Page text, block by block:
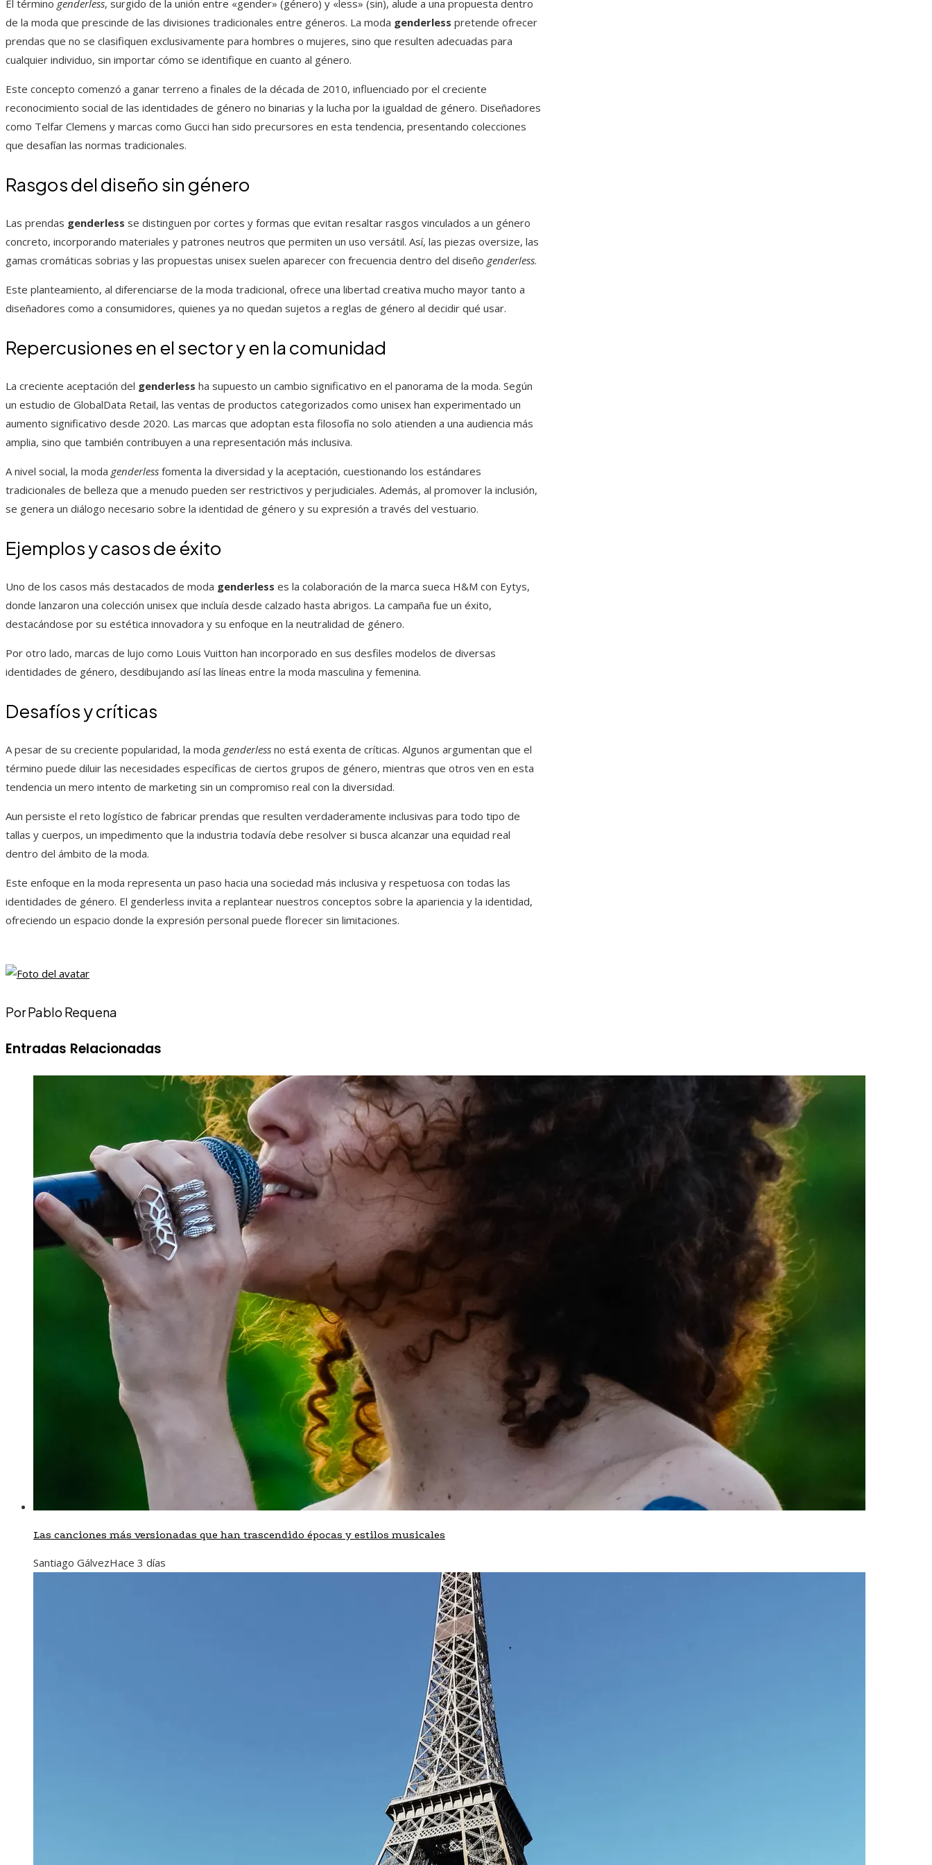
El término genderless, surgido de la unión entre «gender» (género) y «less» (sin), alude a una propuesta dentro
de la moda que prescinde de las divisiones tradicionales entre géneros. La moda genderless pretende ofrecer
prendas que no se clasifiquen exclusivamente para hombres o mujeres, sino que resulten adecuadas para
cualquier individuo, sin importar cómo se identifique en cuanto al género.
Este concepto comenzó a ganar terreno a finales de la década de 2010, influenciado por el creciente
reconocimiento social de las identidades de género no binarias y la lucha por la igualdad de género. Diseñadores
como Telfar Clemens y marcas como Gucci han sido precursores en esta tendencia, presentando colecciones
que desafían las normas tradicionales.
Rasgos del diseño sin género
Las prendas genderless se distinguen por cortes y formas que evitan resaltar rasgos vinculados a un género
concreto, incorporando materiales y patrones neutros que permiten un uso versátil. Así, las piezas oversize, las
gamas cromáticas sobrias y las propuestas unisex suelen aparecer con frecuencia dentro del diseño genderless.
Este planteamiento, al diferenciarse de la moda tradicional, ofrece una libertad creativa mucho mayor tanto a
diseñadores como a consumidores, quienes ya no quedan sujetos a reglas de género al decidir qué usar.
Repercusiones en el sector y en la comunidad
La creciente aceptación del genderless ha supuesto un cambio significativo en el panorama de la moda. Según
un estudio de GlobalData Retail, las ventas de productos categorizados como unisex han experimentado un
aumento significativo desde 2020. Las marcas que adoptan esta filosofía no solo atienden a una audiencia más
amplia, sino que también contribuyen a una representación más inclusiva.
A nivel social, la moda genderless fomenta la diversidad y la aceptación, cuestionando los estándares
tradicionales de belleza que a menudo pueden ser restrictivos y perjudiciales. Además, al promover la inclusión,
se genera un diálogo necesario sobre la identidad de género y su expresión a través del vestuario.
Ejemplos y casos de éxito
Uno de los casos más destacados de moda genderless es la colaboración de la marca sueca H&M con Eytys,
donde lanzaron una colección unisex que incluía desde calzado hasta abrigos. La campaña fue un éxito,
destacándose por su estética innovadora y su enfoque en la neutralidad de género.
Por otro lado, marcas de lujo como Louis Vuitton han incorporado en sus desfiles modelos de diversas
identidades de género, desdibujando así las líneas entre la moda masculina y femenina.
Desafíos y críticas
A pesar de su creciente popularidad, la moda genderless no está exenta de críticas. Algunos argumentan que el
término puede diluir las necesidades específicas de ciertos grupos de género, mientras que otros ven en esta
tendencia un mero intento de marketing sin un compromiso real con la diversidad.
Aun persiste el reto logístico de fabricar prendas que resulten verdaderamente inclusivas para todo tipo de
tallas y cuerpos, un impedimento que la industria todavía debe resolver si busca alcanzar una equidad real
dentro del ámbito de la moda.
Este enfoque en la moda representa un paso hacia una sociedad más inclusiva y respetuosa con todas las
identidades de género. El genderless invita a replantear nuestros conceptos sobre la apariencia y la identidad,
ofreciendo un espacio donde la expresión personal puede florecer sin limitaciones.
Por Pablo Requena
Entradas Relacionadas
Las canciones más versionadas que han trascendido épocas y estilos musicales
Santiago GálvezHace 3 días